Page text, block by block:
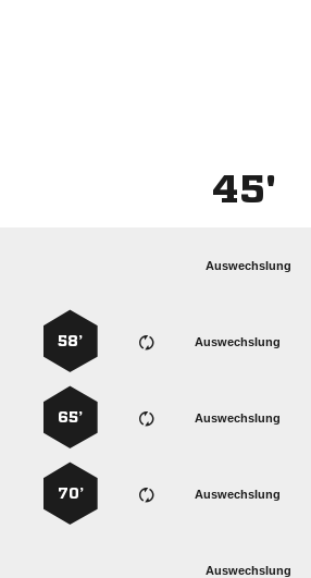
45'
Auswechslung
Auswechslung
58’
Auswechslung
65’
Auswechslung
70’
Auswechslung